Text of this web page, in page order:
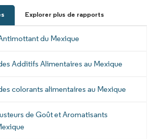
Explorer plus de rapports
du Mexique
Additifs Alimentaires au Mexique
colorants alimentaires au Mexique
de Goût et Aromatisants